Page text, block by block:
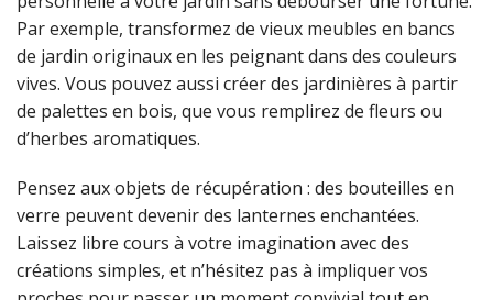
Par exemple, transformez de vieux meubles en bancs
de jardin originaux en les peignant dans des couleurs
vives. Vous pouvez aussi créer des jardinières à partir
de palettes en bois, que vous remplirez de fleurs ou
d’herbes aromatiques.
Pensez aux objets de récupération : des bouteilles en
verre peuvent devenir des lanternes enchantées.
Laissez libre cours à votre imagination avec des
créations simples, et n’hésitez pas à impliquer vos